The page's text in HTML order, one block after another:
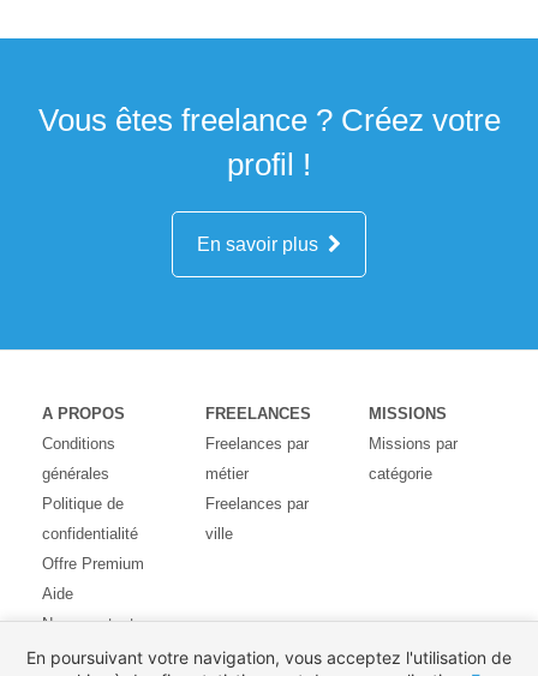
Vous êtes freelance ? Créez votre
profil !
En savoir plus
A PROPOS
Conditions
générales
Politique de
confidentialité
Offre Premium
Aide
Nous contacter
Avis des
FREELANCES
Freelances par
métier
Freelances par
ville
MISSIONS
Missions par
catégorie
En poursuivant votre navigation, vous acceptez l'utilisation de